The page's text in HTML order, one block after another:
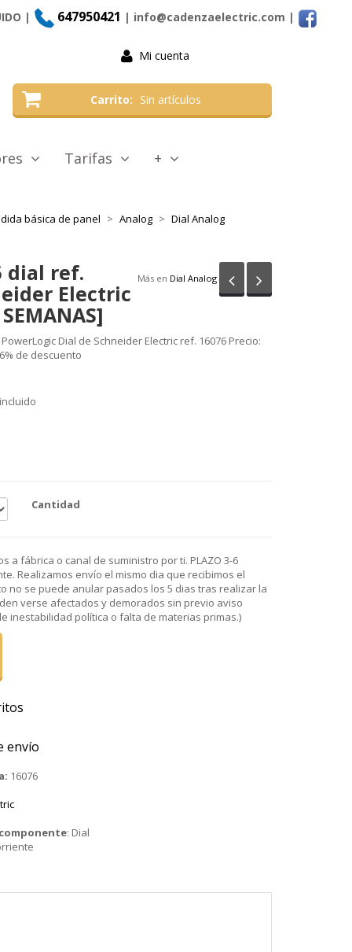
| 647950421 | info@cadenzaelectric.com |
Mi cuenta
Carrito Sin artículos
Tarifas +
básica de panel Analog Dial Analog
Más en Dial Analog Anterior
dial ref.
Electric
Dial de Schneider Electric ref. 16076 Precio:
de descuento
Cantidad
a fábrica o canal de suministro por ti. PLAZO 3-6
Realizamos envío el mismo dia que recibimos el
no se puede anular pasados los 5 dias tras realizar la
verse afectados y demorados sin previo aviso
inestabilidad política o falta de materias primas.)
envío
16076
: Dial